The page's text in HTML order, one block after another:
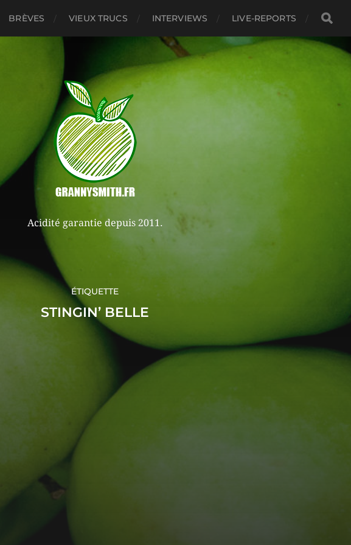
BRÈVES VIEUX TRUCS INTERVIEWS LIVE-REPORTS
Acidité garantie depuis 2011.
ÉTIQUETTE
STINGIN’ BELLE